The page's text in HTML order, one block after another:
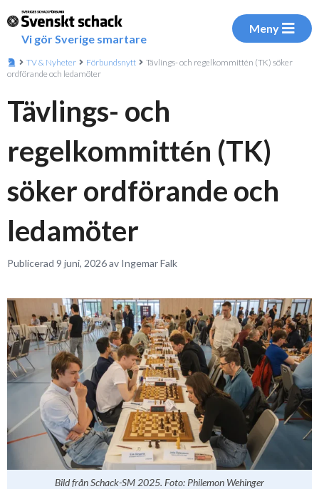
Vi gör Sverige smartare
Meny
TV & Nyheter Förbundsnytt
Tävlings- och regelkommittén (TK) söker
ordförande och ledamöter
Tävlings- och
regelkommittén (TK)
söker ordförande och
ledamöter
Publicerad 9 juni, 2026 av Ingemar Falk
Bild från Schack-SM 2025. Foto: Philemon Wehinger